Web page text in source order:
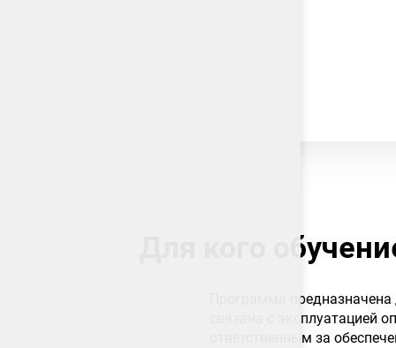
Для кого
Программа
связана с эксплуатацией
ответственным за